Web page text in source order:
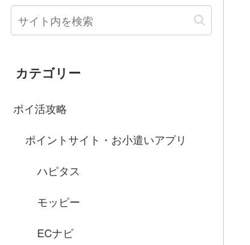
カテゴリー
ポイ活攻略
ポイントサイト・お小遣いアプリ
ハピタス
モッピー
ECナビ